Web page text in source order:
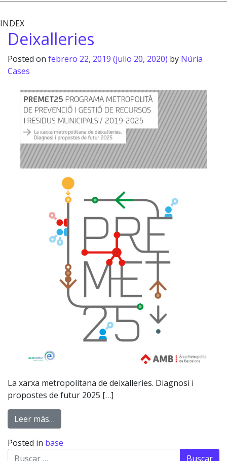
INDEX
Deixalleries
Posted on febrero 22, 2019 (julio 20, 2020) by Núria
Cases
La xarxa metropolitana de deixalleries. Diagnosi i
propostes de futur 2025 […]
Leer más…
Posted in base
Buscar